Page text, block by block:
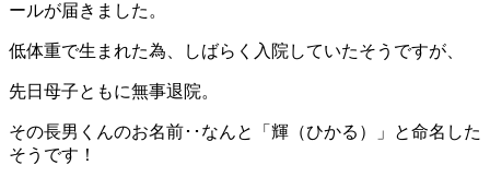
ールが届きました。
低体重で生まれた為、しばらく入院していたそうですが、
先日母子ともに無事退院。
その長男くんのお名前･･なんと「輝（ひかる）」と命名した
そうです！